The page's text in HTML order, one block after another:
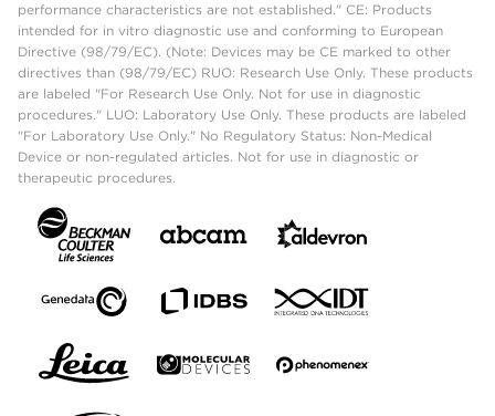
performance characteristics are not established." CE: Products
intended for in vitro diagnostic use and conforming to European
Directive (98/79/EC). (Note: Devices may be CE marked to other
directives than (98/79/EC) RUO: Research Use Only. These products
are labeled "For Research Use Only. Not for use in diagnostic
procedures." LUO: Laboratory Use Only. These products are labeled
"For Laboratory Use Only." No Regulatory Status: Non-Medical
Device or non-regulated articles. Not for use in diagnostic or
therapeutic procedures.